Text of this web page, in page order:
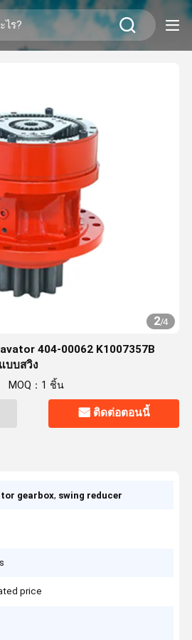
2/4
404-00062 K1007357B
บบสวิง
MOQ：1 ชิ้น
ติดต่อตอนนี้
gearbox, swing reducer
price